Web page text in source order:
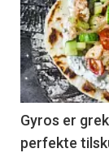
akkurat
nå
-
6
Gyros er
perfekte